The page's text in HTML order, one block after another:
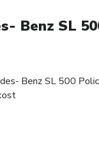
Benz SL